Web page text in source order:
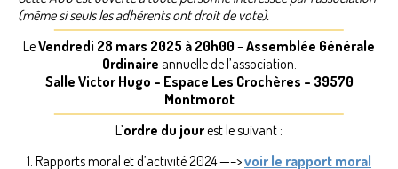
CA
NEPAL – & – CENTRE
(même si seuls les adhérents ont droit de vote).
LeVendredi 28 mars 2025 à 20h00 –Assemblée Générale
Ordinaire annuelle de l’association.
Salle Victor Hugo – Espace Les Crochères – 39570
Montmorot
L’ordre du jourest le suivant :
Rapports moral et d’activité 2024 —–>voir le rapport moral